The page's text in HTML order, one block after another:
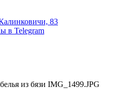
83
в Telegram
из бязи IMG_1499.JPG